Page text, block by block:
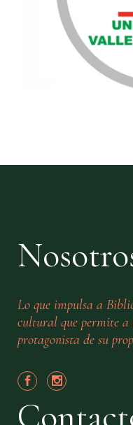
Lo que impulsa a
cultural que permite a
protagonista de su